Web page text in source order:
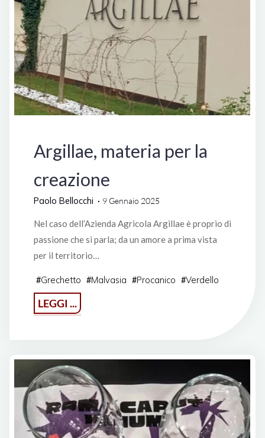
Argillae, materia per la
creazione
Paolo Bellocchi 9 Gennaio 2025
Nel caso dell’Azienda Agricola Argillae è proprio di
passione che si parla; da un amore a prima vista
per il territorio…
#Grechetto #Malvasia #Procanico #Verdello
LEGGI ...
materia
creazione"